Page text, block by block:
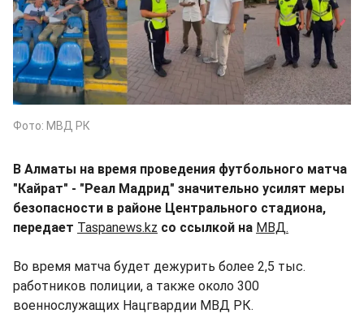
Фото: МВД РК
В Алматы на время проведения футбольного матча
"Кайрат" - "Реал Мадрид" значительно усилят меры
безопасности в районе Центрального стадиона,
передает Taspanews.kz со ссылкой на МВД.
Во время матча будет дежурить более 2,5 тыс.
работников полиции, а также около 300
военнослужащих Нацгвардии МВД РК.